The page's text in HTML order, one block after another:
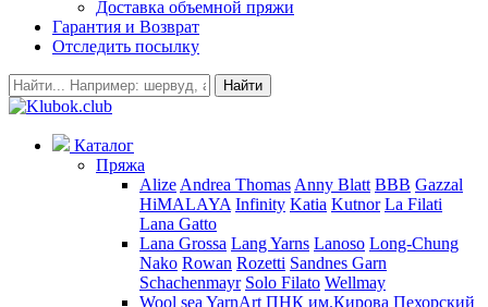
Доставка объемной пряжи
Гарантия и Возврат
Отследить посылку
Найти
Каталог
Пряжа
Alize Andrea Thomas Anny Blatt BBB Gazzal
HiMALAYA Infinity Katia Kutnor La Filati
Lana Gatto
Lana Grossa Lang Yarns Lanoso Long-Chung
Nako Rowan Rozetti Sandnes Garn
Schachenmayr Solo Filato Wellmay
Wool sea YarnArt ПНК им.Кирова Пехорский